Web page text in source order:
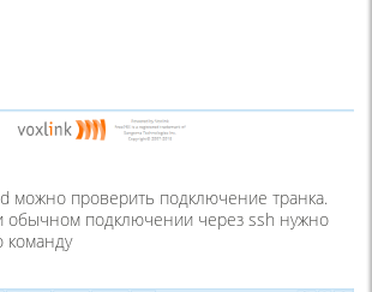
можно проверить подключение транка.
обычном подключении через ssh нужно
команду